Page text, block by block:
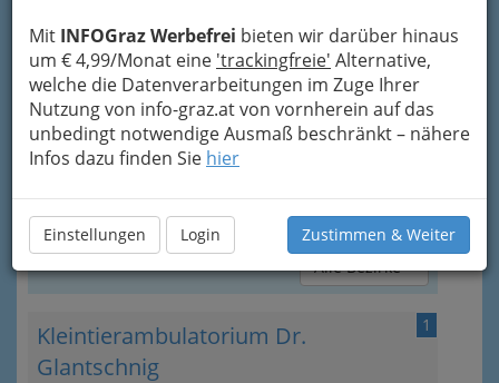
Mit INFOGraz Werbefrei bieten wir darüber hinaus
um € 4,99/Monat eine 'trackingfreie' Alternative,
welche die Datenverarbeitungen im Zuge Ihrer
Nutzung von info-graz.at von vornherein auf das
unbedingt notwendige Ausmaß beschränkt – nähere
Infos dazu finden Sie hier
Einstellungen Login Zustimmen & Weiter
alternativer Heilmethoden in Graz gesammelt,
damit Sie die immer den richtigen
Ansprechpartner zur Verfügung haben, wenn Ihr
Liebling krank ist oder es einenNotfallgibt.
Auch in diesen Fällen wird Ihnen Ihr
Tierarzt gerne weiterhelfen!
Bezirksauswahl
Alle Bezirke
1
Kleintierambulatorium Dr.
Glantschnig